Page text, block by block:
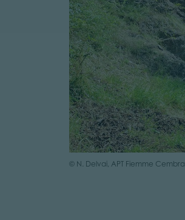
© N. Delvai, APT Fiemme Cembra